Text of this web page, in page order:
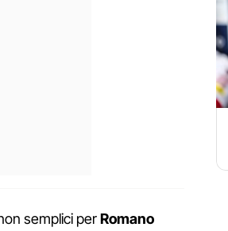
semplici perRomano